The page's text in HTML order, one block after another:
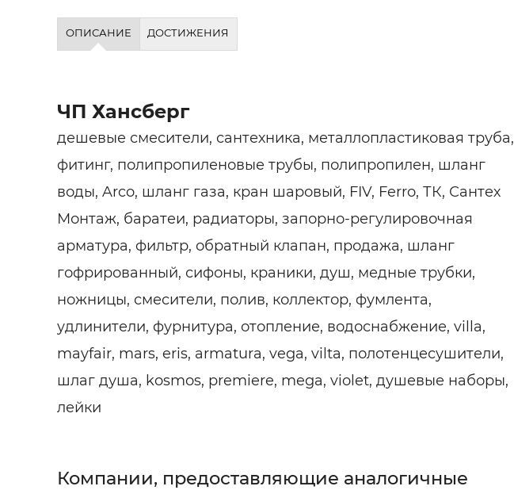
ОПИСАНИЕ ДОСТИЖЕНИЯ
ЧП Хансберг
дешевые смесители, сантехника, металлопластиковая труба,
фитинг, полипропиленовые трубы, полипропилен, шланг
воды, Arco, шланг газа, кран шаровый, FIV, Ferro, ТК, Сантех
Монтаж, баратеи, радиаторы, запорно-регулировочная
арматура, фильтр, обратный клапан, продажа, шланг
гофрированный, сифоны, краники, душ, медные трубки,
ножницы, смесители, полив, коллектор, фумлента,
удлинители, фурнитура, отопление, водоснабжение, villa,
mayfair, mars, eris, armatura, vega, vilta, полотенцесушители,
шлаг душа, kosmos, premiere, mega, violet, душевые наборы,
лейки
Компании, предоставляющие аналогичные